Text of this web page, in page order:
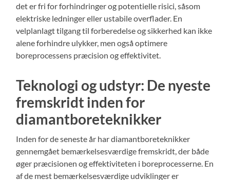
det er fri for forhindringer og potentielle risici, såsom
elektriske ledninger eller ustabile overflader. En
velplanlagt tilgang til forberedelse og sikkerhed kan ikke
alene forhindre ulykker, men også optimere
boreprocessens præcision og effektivitet.
Teknologi og udstyr: De nyeste
fremskridt inden for
diamantboreteknikker
Inden for de seneste år har diamantboreteknikker
gennemgået bemærkelsesværdige fremskridt, der både
øger præcisionen og effektiviteten i boreprocesserne. En
af de mest bemærkelsesværdige udviklinger er